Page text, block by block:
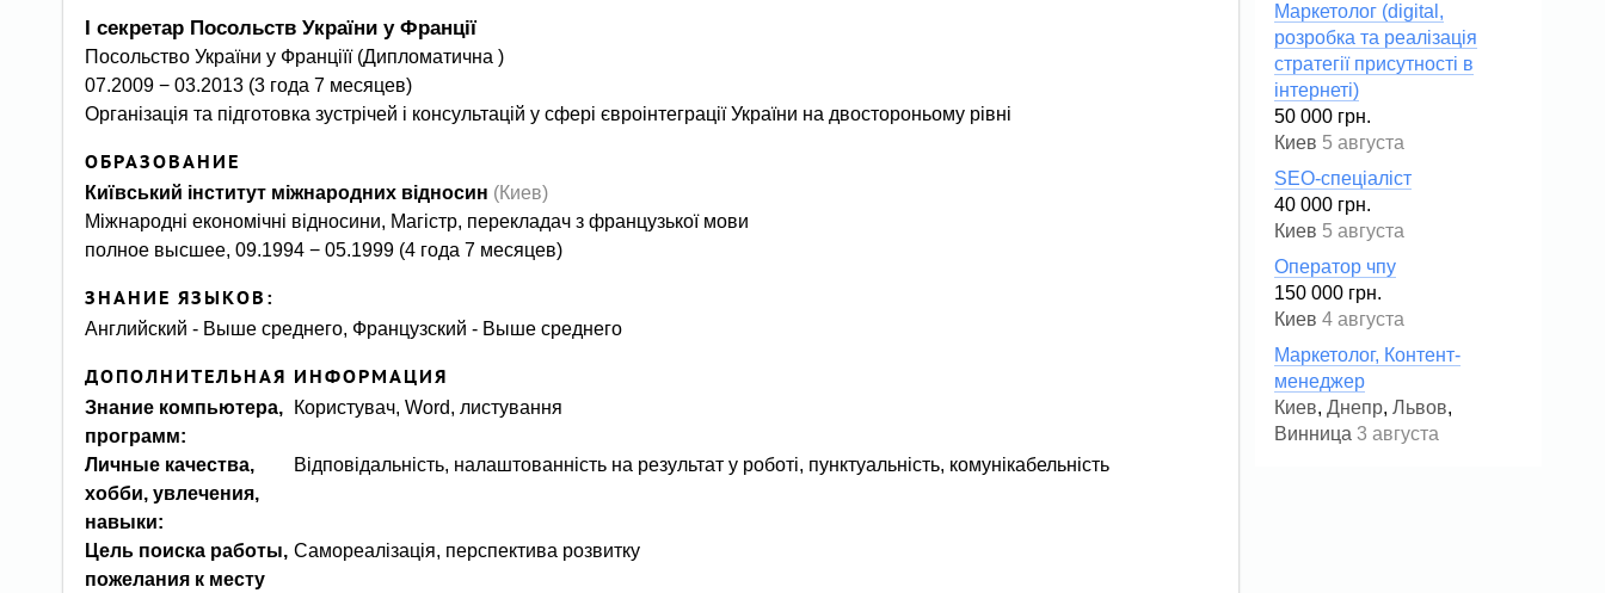
І секретар Посольств України у Франції
Посольство України у Франціїї (Дипломатична )
07.2009 − 03.2013 (3 года 7 месяцев)
Організація та підготовка зустрічей і консультацій у сфері євроінтеграції України на двостороньому рівні
ОБРАЗОВАНИЕ
Київський інститут міжнародних відносин (Киев)
Міжнародні економічні відносини, Магістр, перекладач з французької мови
полное высшее, 09.1994 − 05.1999 (4 года 7 месяцев)
ЗНАНИЕ ЯЗЫКОВ:
Английский - Выше среднего, Французский - Выше среднего
ДОПОЛНИТЕЛЬНАЯ ИНФОРМАЦИЯ
Знание компьютера,
программ:
Користувач, Word, листування
Личные качества,
хобби, увлечения,
навыки:
Відповідальність, налаштованність на результат у роботі, пунктуальність, комунікабельність
Цель поиска работы,
пожелания к месту
Самореалізація, перспектива розвитку
Маркетолог (digital,
розробка та реалізація
стратегії присутності в
інтернеті)
50 000 грн.
Киев 5 августа
SEO-спеціаліст
40 000 грн.
Киев 5 августа
Оператор чпу
150 000 грн.
Киев 4 августа
Маркетолог, Контент-
менеджер
Киев, Днепр, Львов,
Винница 3 августа